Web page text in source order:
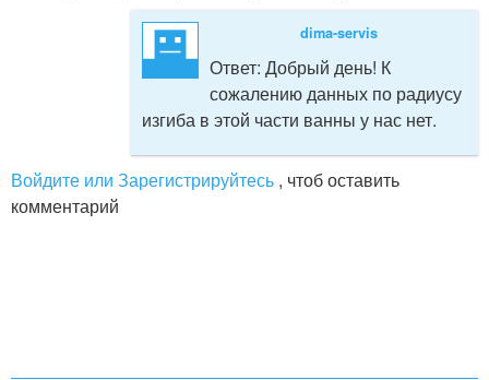
dima-servis
Ответ: Добрый день! К
сожалению данных по радиусу
изгиба в этой части ванны у нас нет.
Войдите или Зарегистрируйтесь , чтоб оставить
комментарий